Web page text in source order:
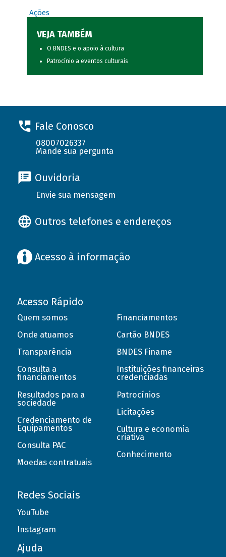
Ações
VEJA TAMBÉM
O BNDES e o apoio à cultura
Patrocínio a eventos culturais
Fale Conosco
08007026337
Mande sua pergunta
Ouvidoria
Envie sua mensagem
Outros telefones e endereços
Acesso à informação
Acesso Rápido
Quem somos
Onde atuamos
Transparência
Consulta a
financiamentos
Resultados para a
sociedade
Credenciamento de
Equipamentos
Consulta PAC
Moedas contratuais
Financiamentos
Cartão BNDES
BNDES Finame
Instituições financeiras
credenciadas
Patrocínios
Licitações
Cultura e economia
criativa
Conhecimento
Redes Sociais
YouTube
Instagram
Ajuda